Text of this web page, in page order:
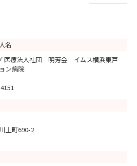
名
医療法人社団 明芳会 イムス横浜東戸
ン病院
上町690-2